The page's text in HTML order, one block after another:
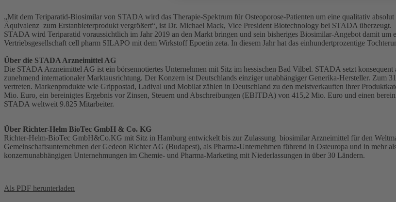
„Mit dem Teriparatid-Biosimilar von STADA wird das Therapie-Spektrum für Osteoporose-Patienten um eine qualitativ
Äquivalenz zum Erstanbieterprodukt vergrößert“, ist Dr. Michael Mack, Vice President Biotechnology bei STADA überzeugt.
STADA wird Teriparatid voraussichtlich im Jahr 2019 an den Markt bringen und sein bisheriges Biosimilar-Angebot damit
Vertriebsgesellschaft cell pharm SILAPO mit dem Wirkstoff Epoetin zeta. In diesem Jahr hat das einhundertprozentige
Über die STADA Arzneimittel AG
Die STADA Arzneimittel AG ist ein börsennotiertes Unternehmen mit Sitz im hessischen Bad Vilbel. STADA setzt
zunehmend internationaler Marktausrichtung. Der Konzern ist Deutschlands einziger unabhängiger Generika-Hersteller. Zum
vertreten. Markenprodukte wie Grippostad, Ladival und Mobilat zählen in Deutschland zu den meistverkauften ihrer
Mio. Euro, ein bereinigtes Ergebnis vor Zinsen, Steuern und Abschreibungen (EBITDA) von 415,2 Mio. Euro und einen
STADA weltweit 9.825 Mitarbeiter.
Über Richter-Helm BioTec GmbH & Co. KG
Richter-Helm-BioTec GmbH&Co.KG mit Sitz in Hamburg entwickelt bis zur Zulassung biosimilar Arzneimittel für den
Gemeinschaftsunternehmen der Gedeon Richter AG (Budapest), als Pharma-Unternehmen führend in Osteuropa und in
konzernunabhängigen Unternehmungen im Chemie- und Pharma-Marketing mit Niederlassungen in über 30 Ländern.
Als PDF herunterladen